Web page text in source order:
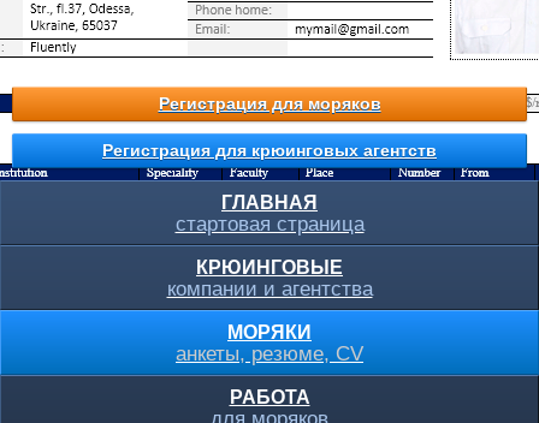
Регистрация для моряков
Регистрация для крюинговых агентств
ГЛАВНАЯ
стартовая страница
КРЮИНГОВЫЕ
компании и агентства
МОРЯКИ
анкеты, резюме, CV
РАБОТА